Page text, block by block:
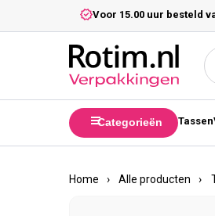
Meteen naar de contentVoor 15.00 uur besteld
Categorieën Tassen
Home › Alle producten ›